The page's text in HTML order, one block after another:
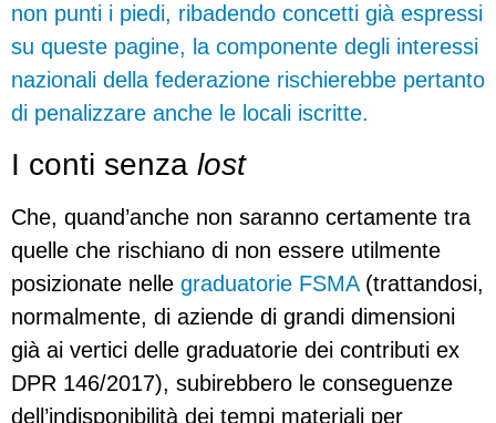
non punti i piedi, ribadendo concetti già espressi
su queste pagine, la componente degli interessi
nazionali della federazione rischierebbe pertanto
di penalizzare anche le locali iscritte.
I conti senza lost
Che, quand’anche non saranno certamente tra
quelle che rischiano di non essere utilmente
posizionate nelle graduatorie FSMA(trattandosi,
normalmente, di aziende di grandi dimensioni
già ai vertici delle graduatorie dei contributi ex
DPR 146/2017), subirebbero le conseguenze
dell’indisponibilità dei tempi materiali per